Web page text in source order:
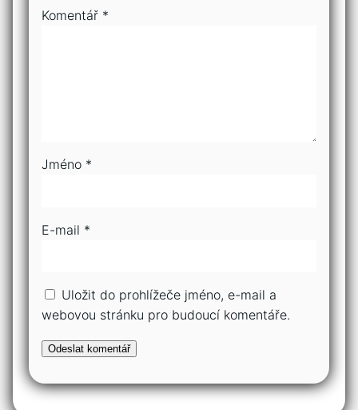
Komentář *
Jméno *
E-mail *
Uložit do prohlížeče jméno, e-mail a
webovou stránku pro budoucí komentáře.